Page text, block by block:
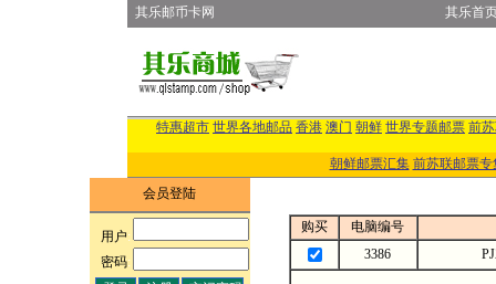
其乐邮币卡网 其乐首
特惠超市 世界各地邮品 香港 澳门 朝鲜 世界专题邮票 前
朝鲜邮票汇集 前苏联邮票专
会员登陆
用户:
密码:
购买
电脑编号
3386